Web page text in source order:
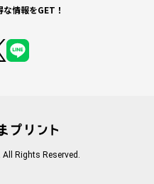
情報をGET！
All Rights Reserved.